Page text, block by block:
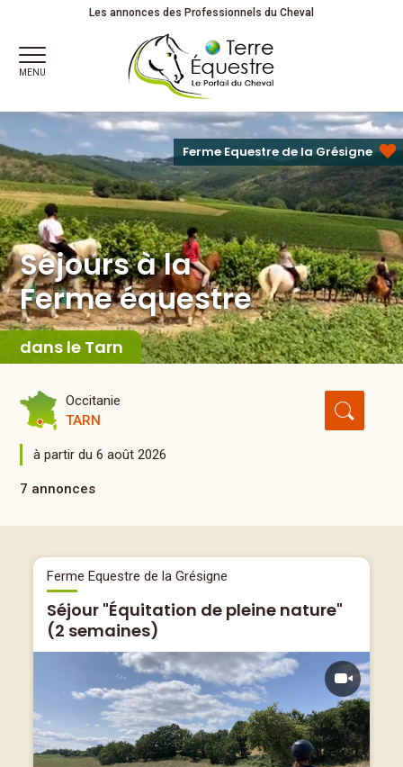
Ferme équestre Détente . Découverte . Partage
Les annonces des Professionnels du Cheval
MENU
Séjours à la
Ferme équestre
dans le Tarn
Ferme Equestre de la Grésigne
Occitanie
TARN
à partir du 6 août 2026
7 annonces
Ferme Equestre de la Grésigne
Séjour "Équitation de pleine nature"
(2 semaines)